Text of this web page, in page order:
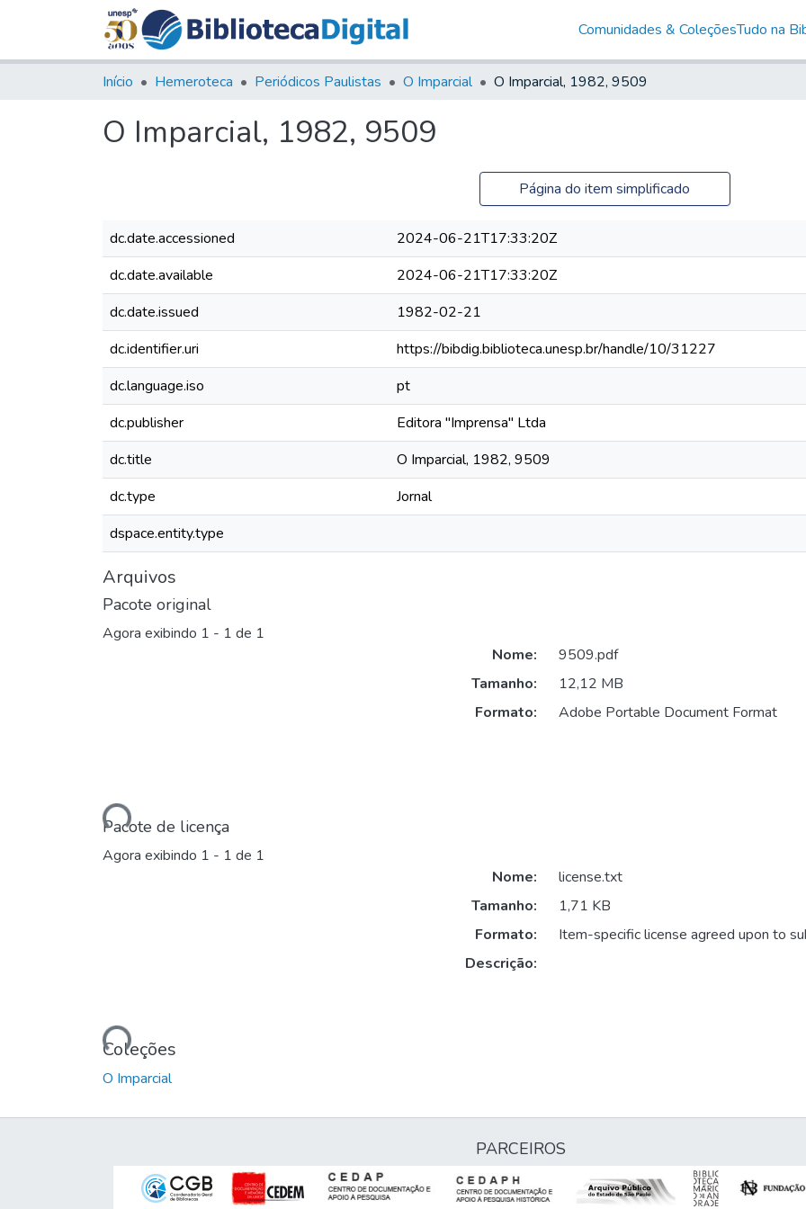
Comunidades & ColeçõesTudo na
Início Hemeroteca Periódicos Paulistas O Imparcial O Imparcial, 1982, 9509
O Imparcial, 1982, 9509
Página do item simplificado
dc.date.accessioned
2024-06-21T17:33:20Z
dc.date.available
2024-06-21T17:33:20Z
dc.date.issued
1982-02-21
dc.identifier.uri
https://bibdig.biblioteca.unesp.br/handle/10/31227
dc.language.iso
pt
dc.publisher
Editora "Imprensa" Ltda
dc.title
O Imparcial, 1982, 9509
dc.type
Jornal
dspace.entity.type
Arquivos
Pacote original
Agora exibindo 1 - 1 de 1
Carregando...
Nome:
9509.pdf
Tamanho:
12,12 MB
Formato:
Adobe Portable Document Format
Pacote de licença
Agora exibindo 1 - 1 de 1
Carregando...
Nome:
license.txt
Tamanho:
1,71 KB
Formato:
Item-specific license agreed upon to
Descrição:
Coleções
O Imparcial
PARCEIROS